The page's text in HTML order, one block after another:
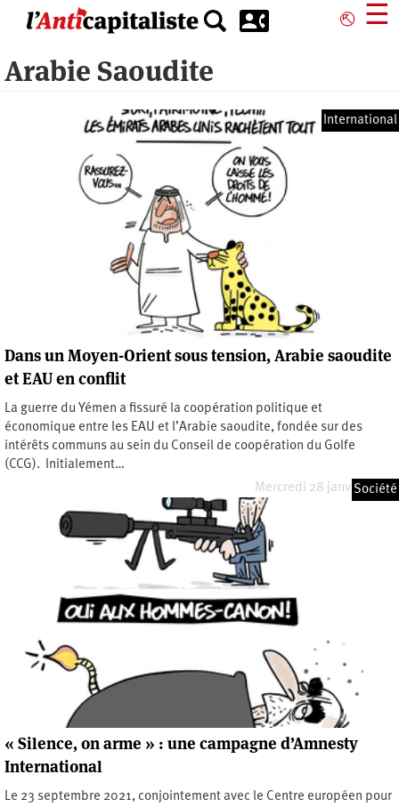
principal
⎋ ☰
Arabie Saoudite
International
Dans un Moyen-Orient sous tension, Arabie saoudite
et EAU en conflit
La guerre du Yémen a fissuré la coopération politique et
économique entre les EAU et l’Arabie saoudite, fondée sur des
intérêts communs au sein du Conseil de coopération du Golfe
(CCG). Initialement…
Mercredi 28 janvier 2026
Société
« Silence, on arme » : une campagne d’Amnesty
International
Le 23 septembre 2021, conjointement avec le Centre européen pour